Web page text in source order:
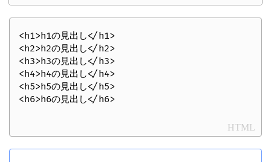
<h1>h1の見出し</h1>
<h2>h2の見出し</h2>
<h3>h3の見出し</h3>
<h4>h4の見出し</h4>
<h5>h5の見出し</h5>
HTML